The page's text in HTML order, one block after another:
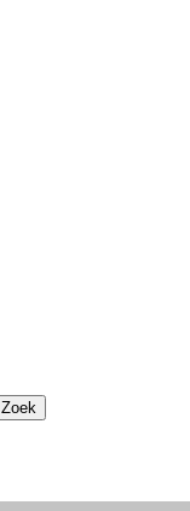
Zoek